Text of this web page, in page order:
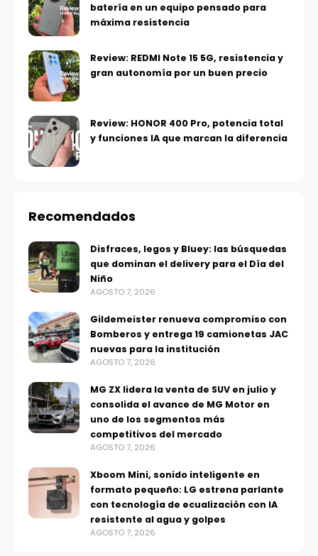
batería en un equipo pensado para
máxima resistencia
Review: REDMI Note 15 5G, resistencia y
gran autonomía por un buen precio
Review: HONOR 400 Pro, potencia total
y funciones IA que marcan la diferencia
Recomendados
Disfraces, legos y Bluey: las búsquedas
que dominan el delivery para el Día del
Niño
AGOSTO 7, 2026
Gildemeister renueva compromiso con
Bomberos y entrega 19 camionetas JAC
nuevas para la institución
AGOSTO 7, 2026
MG ZX lidera la venta de SUV en julio y
consolida el avance de MG Motor en
uno de los segmentos más
competitivos del mercado
AGOSTO 7, 2026
Xboom Mini, sonido inteligente en
formato pequeño: LG estrena parlante
con tecnología de ecualización con IA
resistente al agua y golpes
AGOSTO 7, 2026